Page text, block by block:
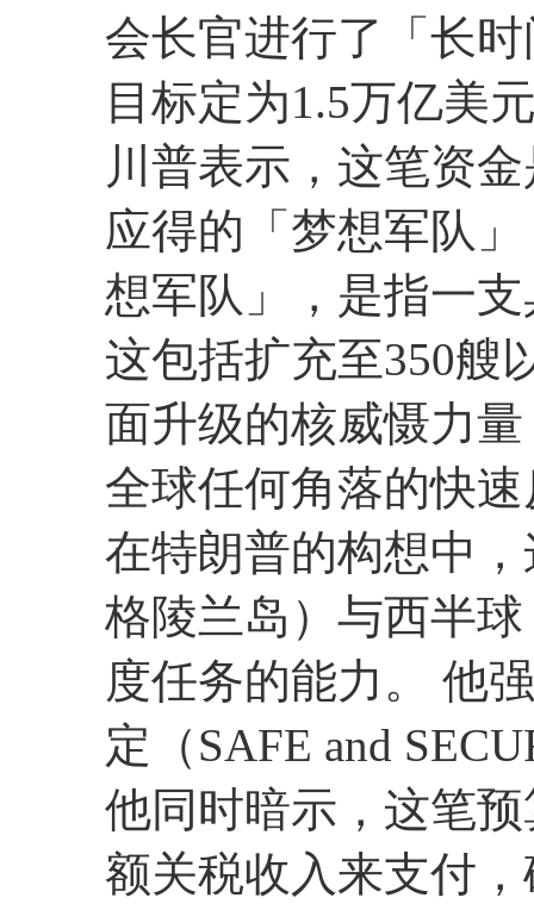
会长官进行了「长
目标定为1.5万亿美
川普表示，这笔资
应得的「梦想军队
想军队」，是指一
这包括扩充至350艘
面升级的核威慑力
全球任何角落的快
在特朗普的构想中
格陵兰岛）与西半
度任务的能力。 他
定（SAFE and
他同时暗示，这笔
额关税收入来支付